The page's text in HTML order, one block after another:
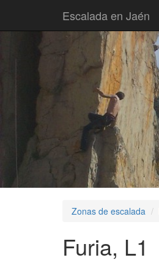
Escalada en Jaén
Zonas de escalada
Furia, L1